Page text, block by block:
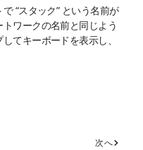
“スタック” という名前が
ワークの名前と同じよう
てキーボードを表示し、
次へ